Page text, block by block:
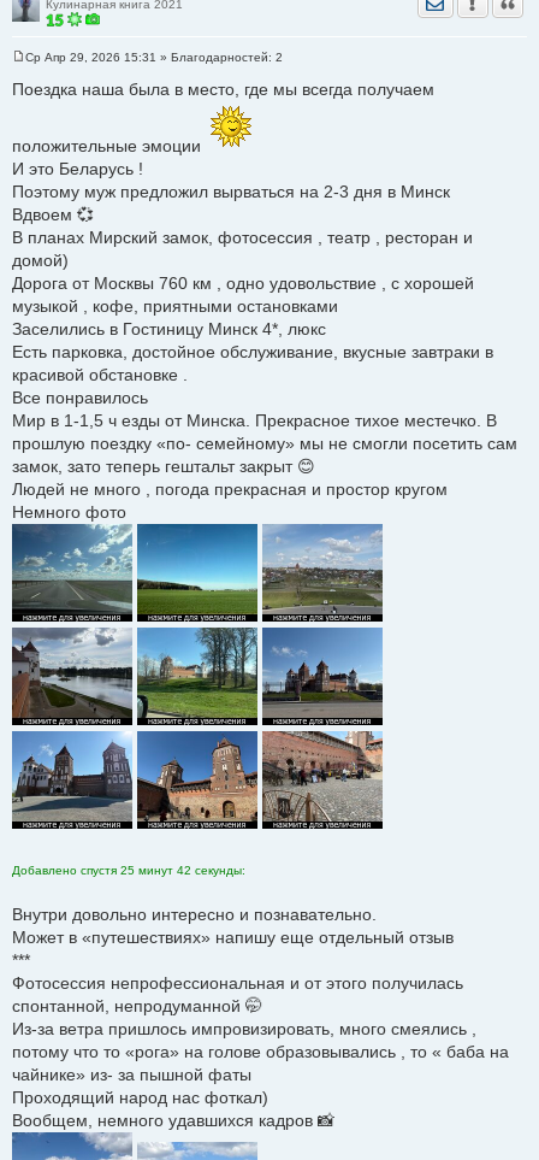
Кулинарная книга 2021
о
н
и
Ср Апр 29, 2026 15:31 » Благодарностей: 2
Поездка наша была в место, где мы всегда получаем
положительные эмоции
И это Беларусь !
Поэтому муж предложил вырваться на 2-3 дня в Минск
Вдвоем 💞
В планах Мирский замок, фотосессия , театр , ресторан и
домой)
Дорога от Москвы 760 км , одно удовольствие , с хорошей
музыкой , кофе, приятными остановками
Заселились в Гостиницу Минск 4*, люкс
Есть парковка, достойное обслуживание, вкусные завтраки в
красивой обстановке .
Все понравилось
Мир в 1-1,5 ч езды от Минска. Прекрасное тихое местечко. В
прошлую поездку «по- семейному» мы не смогли посетить сам
замок, зато теперь гештальт закрыт 😊
Людей не много , погода прекрасная и простор кругом
Немного фото
Добавлено спустя 25 минут 42 секунды:
Внутри довольно интересно и познавательно.
Может в «путешествиях» напишу еще отдельный отзыв
***
Фотосессия непрофессиональная и от этого получилась
спонтанной, непродуманной 🤭
Из-за ветра пришлось импровизировать, много смеялись ,
потому что то «рога» на голове образовывались , то « баба на
чайнике» из- за пышной фаты
Проходящий народ нас фоткал)
Вообщем, немного удавшихся кадров 📸